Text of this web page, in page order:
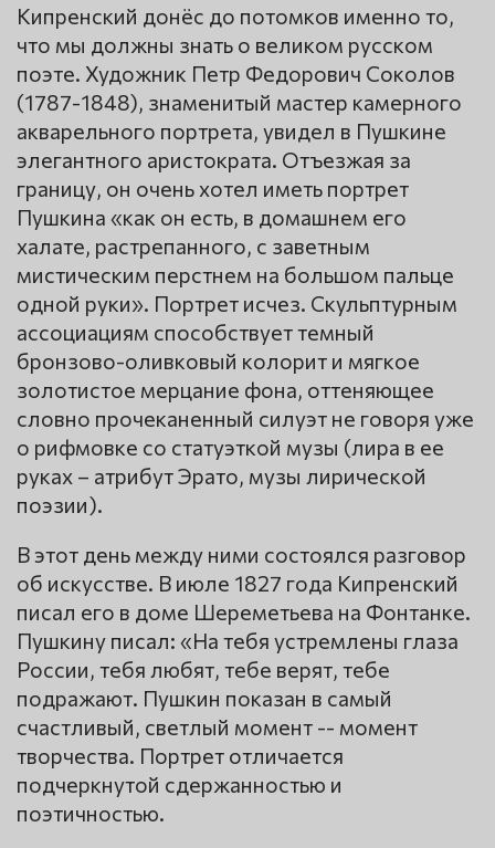
Кипренский донёс до потомков именно то,
что мы должны знать о великом русском
поэте. Художник Петр Федорович Соколов
(1787-1848), знаменитый мастер камерного
акварельного портрета, увидел в Пушкине
элегантного аристократа. Отъезжая за
границу, он очень хотел иметь портрет
Пушкина «как он есть, в домашнем его
халате, растрепанного, с заветным
мистическим перстнем на большом пальце
одной руки». Портрет исчез. Скульптурным
ассоциациям способствует темный
бронзово-оливковый колорит и мягкое
золотистое мерцание фона, оттеняющее
словно прочеканенный силуэт не говоря уже
о рифмовке со статуэткой музы (лира в ее
руках – атрибут Эрато, музы лирической
поэзии).
В этот день между ними состоялся разговор
об искусстве. В июле 1827 года Кипренский
писал его в доме Шереметьева на Фонтанке.
Пушкину писал: «На тебя устремлены глаза
России, тебя любят, тебе верят, тебе
подражают. Пушкин показан в самый
счастливый, светлый момент -- момент
творчества. Портрет отличается
подчеркнутой сдержанностью и
поэтичностью.